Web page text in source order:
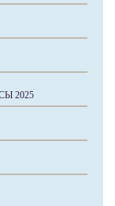
2025